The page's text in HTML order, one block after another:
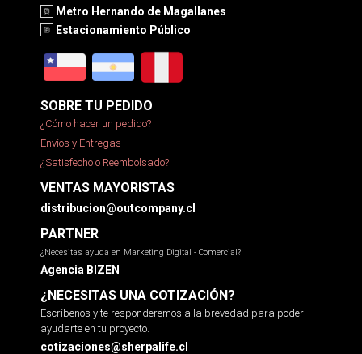
Metro Hernando de Magallanes
Estacionamiento Público
SOBRE TU PEDIDO
¿Cómo hacer un pedido?
Envíos y Entregas
¿Satisfecho o Reembolsado?
VENTAS MAYORISTAS
distribucion@outcompany.cl
PARTNER
¿Necesitas ayuda en Marketing Digital - Comercial?
Agencia BIZEN
¿NECESITAS UNA COTIZACIÓN?
Escríbenos y te responderemos a la brevedad para poder
ayudarte en tu proyecto.
cotizaciones@sherpalife.cl